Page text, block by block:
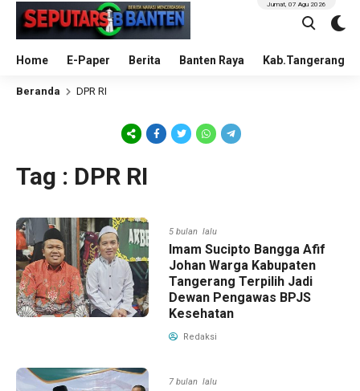
Home E-Paper Berita Banten Raya Kab.Tangerang
Jumat, 07 Agu 2026
Beranda DPR RI
Tag : DPR RI
5 bulan lalu
Imam Sucipto Bangga Afif
Johan Warga Kabupaten
Tangerang Terpilih Jadi
Dewan Pengawas BPJS
Kesehatan
Redaksi
7 bulan lalu